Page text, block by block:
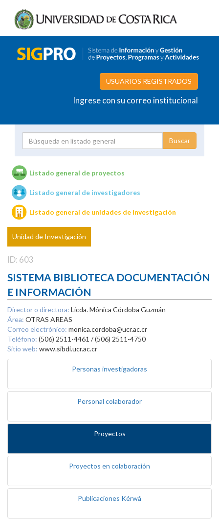
USUARIOS REGISTRADOS
Ingrese con su correo institucional
Unidades de investigación
Listado general de proyectos
Listado general de investigadores
Listado general de unidades de investigación
Unidad de Investigación
ID: 603
SISTEMA BIBLIOTECA DOCUMENTACIÓN
E INFORMACIÓN
Director o directora: Licda. Mónica Córdoba Guzmán
Área: OTRAS AREAS
Correo electrónico: monica.cordoba@ucr.ac.cr
Teléfono: (506) 2511-4461 / (506) 2511-4750
Sitio web: www.sibdi.ucr.ac.cr
Personas investigadoras
Personal colaborador
Proyectos
Proyectos en colaboración
Publicaciones Kérwá